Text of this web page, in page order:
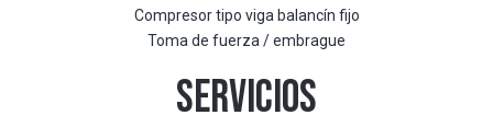
Compresor tipo viga balancín fijo
Toma de fuerza / embrague
SERVICIOS